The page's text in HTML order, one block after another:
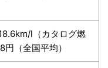
l（カタログ燃
（全国平均）